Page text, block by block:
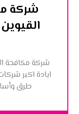
شركة
القيوين |0545307678|
ابادة اكبر
طرق